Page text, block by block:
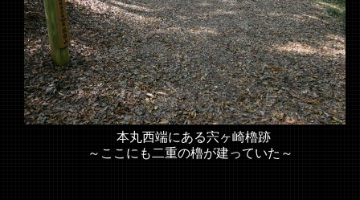
本丸西端にある宍ヶ崎櫓跡
～ここにも二重の櫓が建っていた～